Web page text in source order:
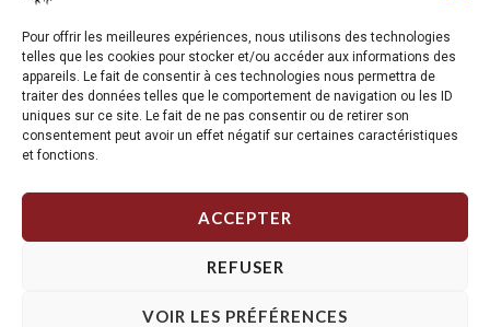
Pour offrir les meilleures expériences, nous utilisons des technologies
telles que les cookies pour stocker et/ou accéder aux informations des
appareils. Le fait de consentir à ces technologies nous permettra de
traiter des données telles que le comportement de navigation ou les ID
uniques sur ce site. Le fait de ne pas consentir ou de retirer son
consentement peut avoir un effet négatif sur certaines caractéristiques
et fonctions.
ACCEPTER
REFUSER
VOIR LES PRÉFÉRENCES
La RC n'est pas notre seule passion, venez visiter notre shop
de motos
Copyright © 2026 Storm RC. Powered by Storm Team.